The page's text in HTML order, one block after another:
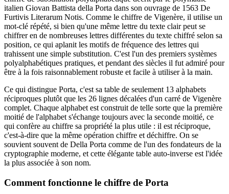
italien Giovan Battista della Porta dans son ouvrage de 1563 De
Furtivis Literarum Notis. Comme le chiffre de Vigenère, il utilise un
mot-clé répété, si bien qu'une même lettre du texte clair peut se
chiffrer en de nombreuses lettres différentes du texte chiffré selon sa
position, ce qui aplanit les motifs de fréquence des lettres qui
trahissent une simple substitution. C'est l'un des premiers systèmes
polyalphabétiques pratiques, et pendant des siècles il fut admiré pour
être à la fois raisonnablement robuste et facile à utiliser à la main.
Ce qui distingue Porta, c'est sa table de seulement 13 alphabets
réciproques plutôt que les 26 lignes décalées d'un carré de Vigenère
complet. Chaque alphabet est construit de telle sorte que la première
moitié de l'alphabet s'échange toujours avec la seconde moitié, ce
qui confère au chiffre sa propriété la plus utile : il est réciproque,
c'est-à-dire que la même opération chiffre et déchiffre. On se
souvient souvent de Della Porta comme de l'un des fondateurs de la
cryptographie moderne, et cette élégante table auto-inverse est l'idée
la plus associée à son nom.
Comment fonctionne le chiffre de Porta